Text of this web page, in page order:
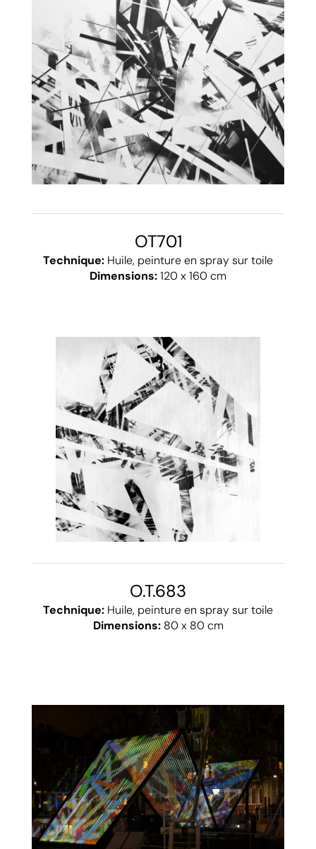
OT701
Technique: Huile, peinture en spray sur toile
Dimensions:120 x 160 cm
O.T.683
Technique: Huile, peinture en spray sur toile
Dimensions:80 x 80 cm